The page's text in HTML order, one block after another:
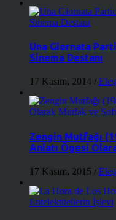
Una Giornata
Sinema Destanı
17 Kasım, 2014 /
Zengin Mutfağı
Anlatı Ögesi
17 Kasım, 2015 /